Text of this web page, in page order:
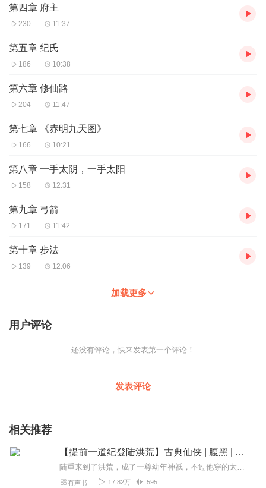
第四章 府主
230 11:37
第五章 纪氏
186 10:38
第六章 修仙路
204 11:47
第七章 《赤明九天图》
166 10:21
第八章 一手太阴，一手太阳
158 12:31
第九章 弓箭
171 11:42
第十章 步法
139 12:06
加载更多
用户评论
还没有评论，快来发表第一个评论！
发表评论
相关推荐
【提前一道纪登陆洪荒】古典仙侠 | 腹黑 | 精品多播
陆重来到了洪荒，成了一尊幼年神祇，不过他穿的太早了，足足早了一个道纪！那个时候洪荒还只唤大荒！越古老的往往越强大，从大荒之初而始，不知不觉陆重发觉自己也成了神话...
有声书 17.82万 595